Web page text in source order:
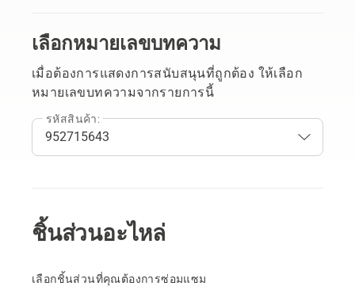
เลือกหมายเลขบทความ
เมื่อต้องการแสดงการสนับสนุนที่ถูกต้อง ให้เลือก
หมายเลขบทความจากรายการนี้
รหัสสินค้า:
ชิ้นส่วนอะไหล่
เลือกชิ้นส่วนที่คุณต้องการซ่อมแซม